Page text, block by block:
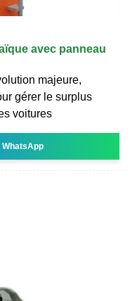
avec panneau
majeure,
gérer le surplus
voitures
WhatsApp